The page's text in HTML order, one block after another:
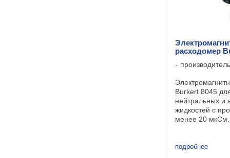
расходомер
Burkert 8045
нейтральных и
жидкостей с
менее 20 мкСм.
расход, так и
подробнее